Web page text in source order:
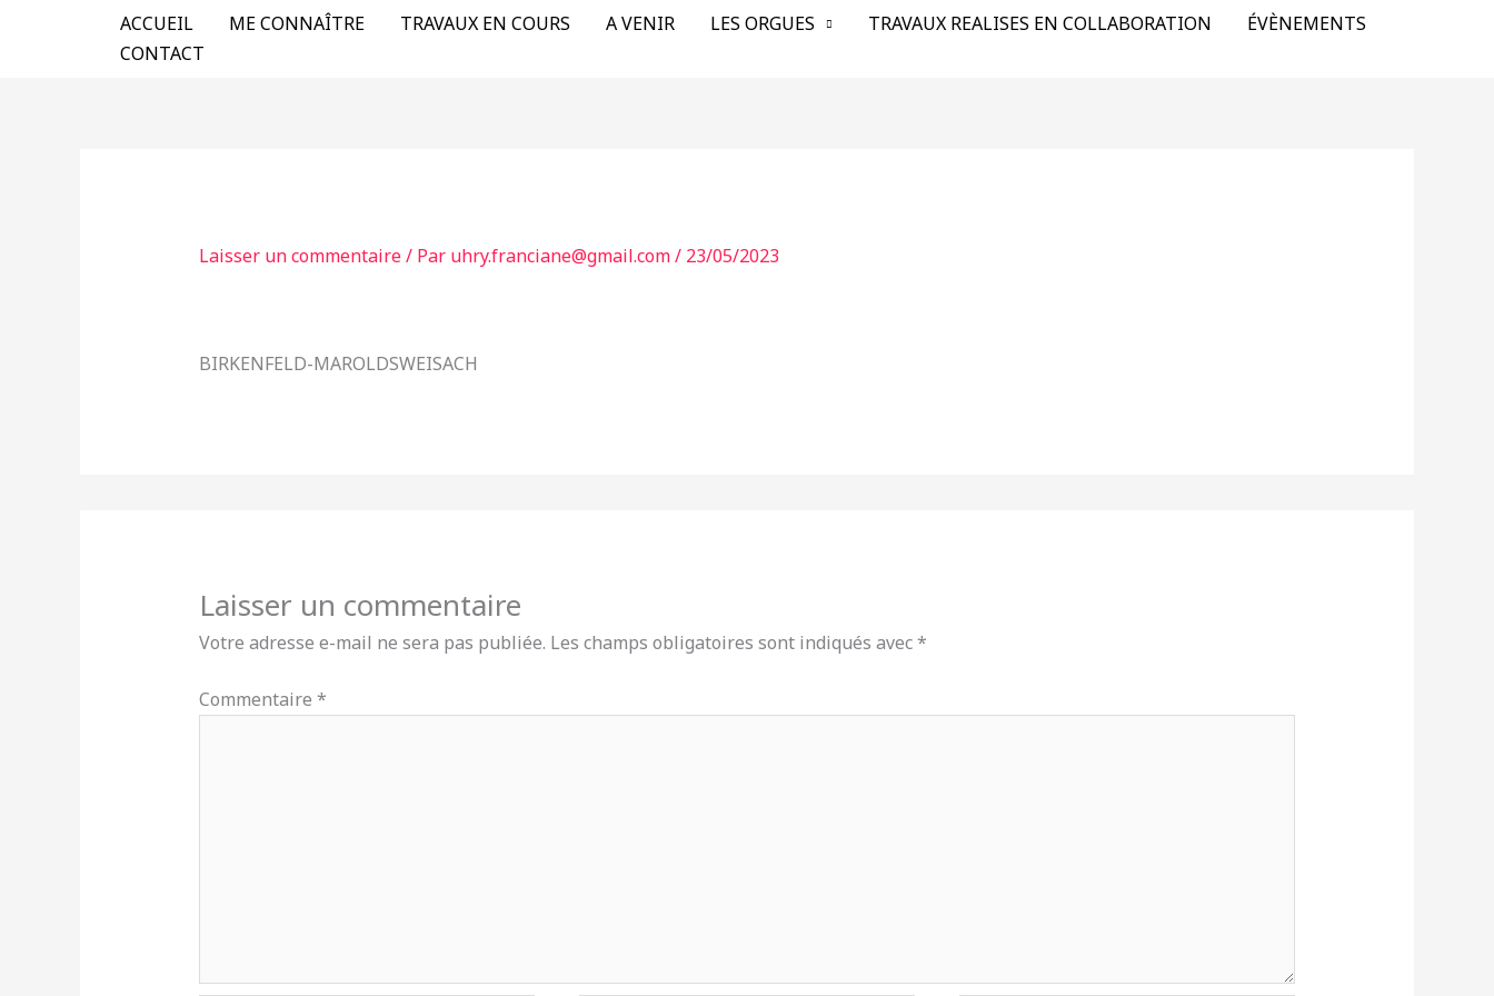
ACCUEIL ME CONNAÎTRE TRAVAUX EN COURS A VENIR LES ORGUES TRAVAUX REALISES EN COLLABORATION
ÉVÈNEMENTS
CONTACT
Laisser un commentaire/ Par uhry.franciane@gmail.com/ 23/05/2023
BIRKENFELD-MAROLDSWEISACH
Laisser un commentaire
Votre adresse e-mail ne sera pas publiée. Les champs obligatoires sont indiqués avec*
Commentaire *